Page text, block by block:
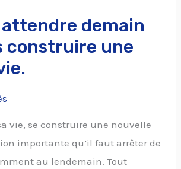
demain
construire une
vie, se construire une nouvelle
importante qu’il faut arrêter de
au lendemain. Tout